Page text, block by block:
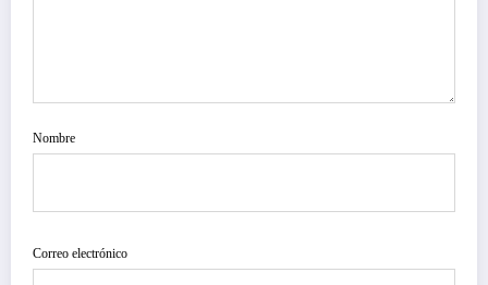
Nombre
Correo electrónico